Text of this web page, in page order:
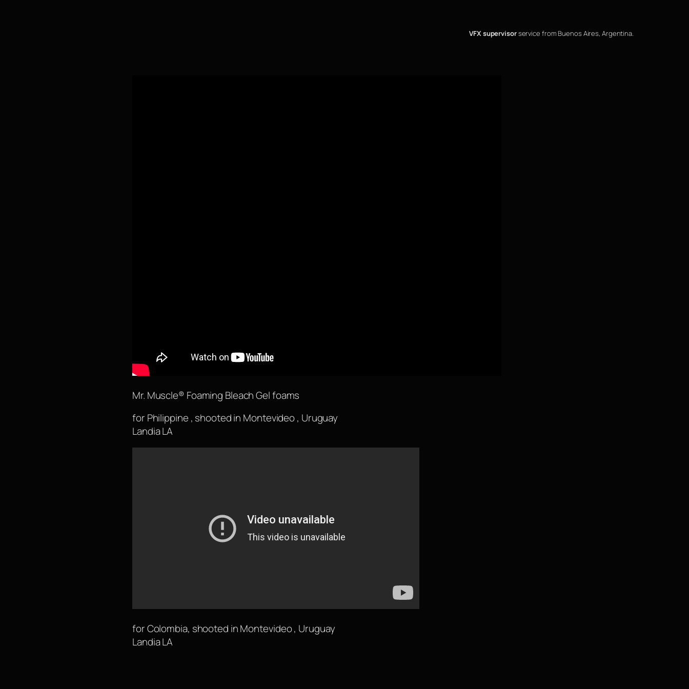
VFX supervisorservice from Buenos Aires, Argentina.
Mr. Muscle® Foaming Bleach Gel foams
for Philippine , shooted in Montevideo , Uruguay
Landia LA
for Colombia, shooted in Montevideo , Uruguay
Landia LA